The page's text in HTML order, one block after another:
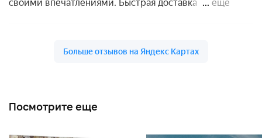
Посмотрите еще